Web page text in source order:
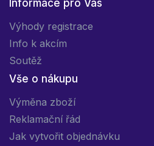
Informace pro Vás
Výhody registrace
Info k akcím
Soutěž
Vše o nákupu
Výměna zboží
Reklamační řád
Jak vytvořit objednávku